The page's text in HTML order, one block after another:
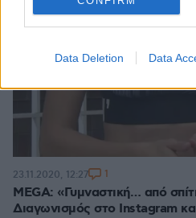
Data Deletion Data
MEGA: «Γυμναστική… από
Διαγωνισμός στο Instagram
23.11.2020, 12:27 1